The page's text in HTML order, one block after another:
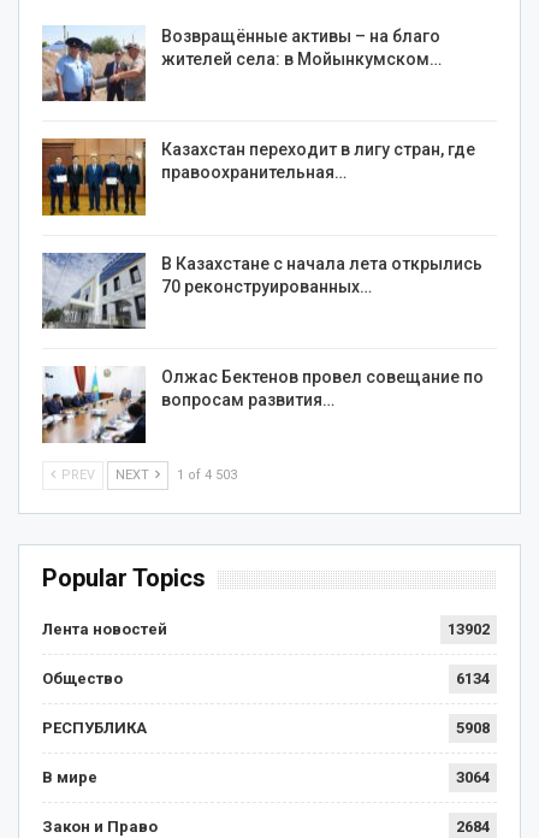
Возвращённые активы – на благо
жителей села: в Мойынкумском…
Казахстан переходит в лигу стран, где
правоохранительная…
В Казахстане с начала лета открылись
70 реконструированных…
Олжас Бектенов провел совещание по
вопросам развития…
PREV NEXT 1 of 4 503
Popular Topics
Лента новостей 13902
Общество 6134
РЕСПУБЛИКА 5908
В мире 3064
Закон и Право 2684